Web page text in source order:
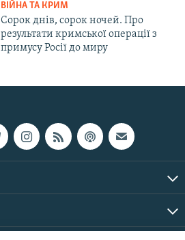
ВІЙНА ТА КРИМ
Сорок днів, сорок ночей. Про
результати кримської операції з
примусу Росії до миру